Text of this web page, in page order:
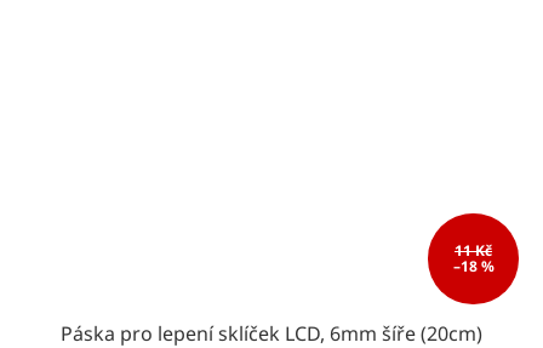
11 Kč
–18 %
Páska pro lepení sklíček LCD, 6mm šíře (20cm)